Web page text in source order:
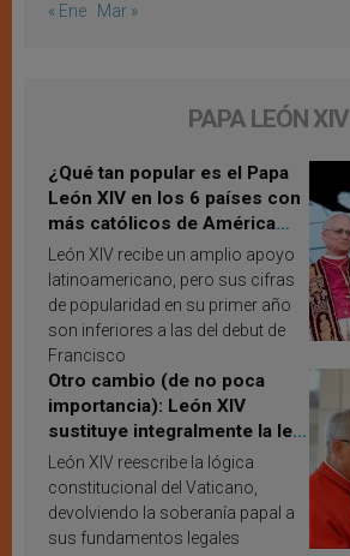
« Ene Mar »
PAPA LEÓN XIV
¿Qué tan popular es el Papa
León XIV en los 6 países con
más católicos de América
Latina en 2026? Publican
resultados de investigación
León XIV recibe un amplio apoyo
latinoamericano, pero sus cifras
de popularidad en su primer año
son inferiores a las del debut de
Francisco
Otro cambio (de no poca
importancia): León XIV
sustituye integralmente la ley
vaticana de Papa Francisco
León XIV reescribe la lógica
constitucional del Vaticano,
devolviendo la soberanía papal a
sus fundamentos legales